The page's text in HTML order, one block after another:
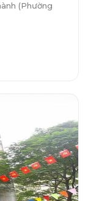
(Phường